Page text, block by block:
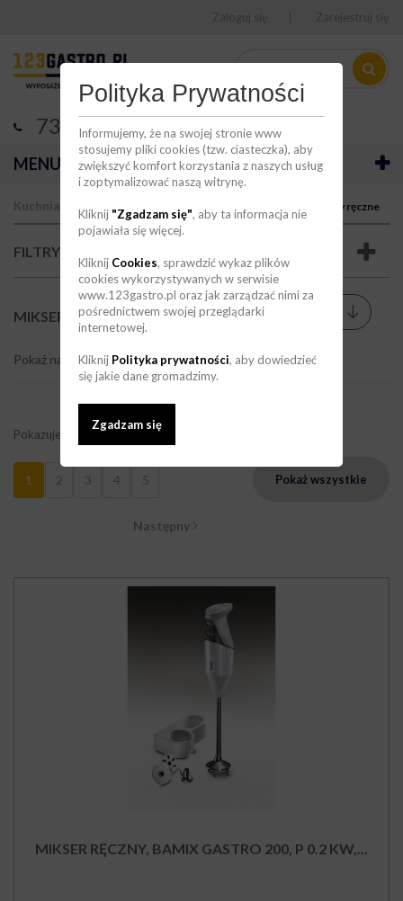
Polityka Prywatności
Informujemy, że na swojej stronie www
stosujemy pliki cookies (tzw. ciasteczka), aby
zwiększyć komfort korzystania z naszych usług
i zoptymalizować naszą witrynę.
Kliknij "Zgadzam się", aby ta informacja nie
pojawiała się więcej.
Kliknij Cookies, sprawdzić wykaz plików
cookies wykorzystywanych w serwisie
www.123gastro.pl oraz jak zarządzać nimi za
pośrednictwem swojej przeglądarki
internetowej.
Kliknij Polityka prywatności, aby dowiedzieć
się jakie dane gromadzimy.
Zgadzam się
736 123 123
MENU
Miksery ręczne
FILTRY
MIKSERY RĘCZNE(39) Sortuj wg
Pokaż na stronie 9
Pokaż wszystkie
1 2 3 4 5
Następny
Pokazuje 1 - 9 z 39 elementów
MIKSER RĘCZNY, BAMIX GASTRO 200, P 0.2 KW,...